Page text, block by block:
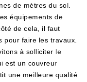
de mètres du sol.
équipements de
de cela, il faut
pour faire les travaux.
à solliciter le
est un couvreur
une meilleure qualité